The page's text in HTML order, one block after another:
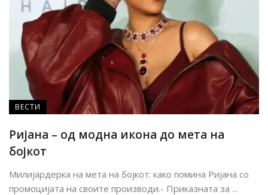
ВЕСТИ
Ријана – од модна икона до мета на
бојкот
Милијардерка на мета на бојкот: како помина Ријана со
промоцијата на своите производи.- Приказната за ...